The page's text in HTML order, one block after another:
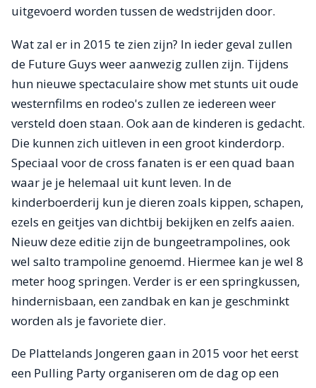
uitgevoerd worden tussen de wedstrijden door.
Wat zal er in 2015 te zien zijn? In ieder geval zullen
de Future Guys weer aanwezig zullen zijn. Tijdens
hun nieuwe spectaculaire show met stunts uit oude
westernfilms en rodeo's zullen ze iedereen weer
versteld doen staan. Ook aan de kinderen is gedacht.
Die kunnen zich uitleven in een groot kinderdorp.
Speciaal voor de cross fanaten is er een quad baan
waar je je helemaal uit kunt leven. In de
kinderboerderij kun je dieren zoals kippen, schapen,
ezels en geitjes van dichtbij bekijken en zelfs aaien.
Nieuw deze editie zijn de bungeetrampolines, ook
wel salto trampoline genoemd. Hiermee kan je wel 8
meter hoog springen. Verder is er een springkussen,
hindernisbaan, een zandbak en kan je geschminkt
worden als je favoriete dier.
De Plattelands Jongeren gaan in 2015 voor het eerst
een Pulling Party organiseren om de dag op een